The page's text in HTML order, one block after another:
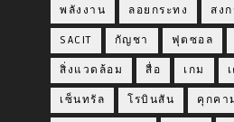
พลังงาน ลอยกระทง สง
SACIT กัญชา ฟุตซอล
สิ่งแวดล้อม สื่อ เกม
เซ็นทรัล โรบินสัน คุกคา